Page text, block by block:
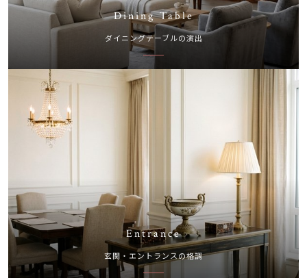
Dining Table
ダイニングテーブルの演出
Entrance
玄関・エントランスの格調